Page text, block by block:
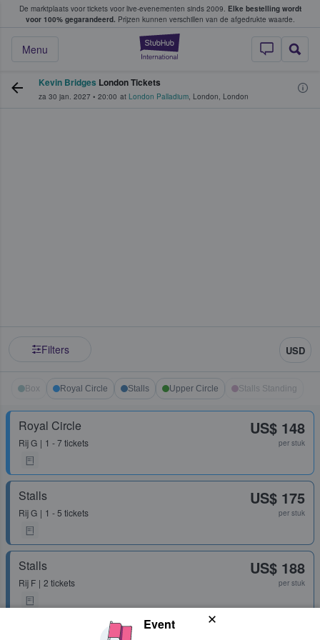
De marktplaats voor tickets voor live-evenementen sinds 2009. Elke bestelling wordt
voor 100% gegarandeerd. Prijzen kunnen verschillen van de afgedrukte waarde.
StubHub: waar
Menu
tickets kopen en verkopen
Kevin Bridges London Tickets
za 30 jan. 2027 • 20:00 at London Palladium, London, London
Filters USD
Box Royal Circle Stalls Upper Circle Stalls Standing
Royal Circle
RijG 1 - 7 tickets
US$ 148
per stuk
Stalls
RijG 1 - 5 tickets
US$ 175
per stuk
Stalls
Rij F 2 tickets
US$ 188
per stuk
Event